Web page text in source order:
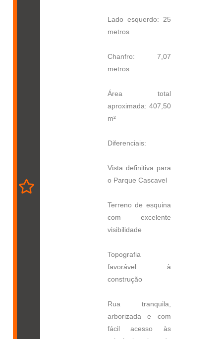
Lado esquerdo: 25
metros
Chanfro: 7,07
metros
Área total
aproximada: 407,50
m²
Diferenciais:
Vista definitiva para
o Parque Cascavel
Terreno de esquina
com excelente
visibilidade
Topografia
favorável à
construção
Rua tranquila,
arborizada e com
fácil acesso às